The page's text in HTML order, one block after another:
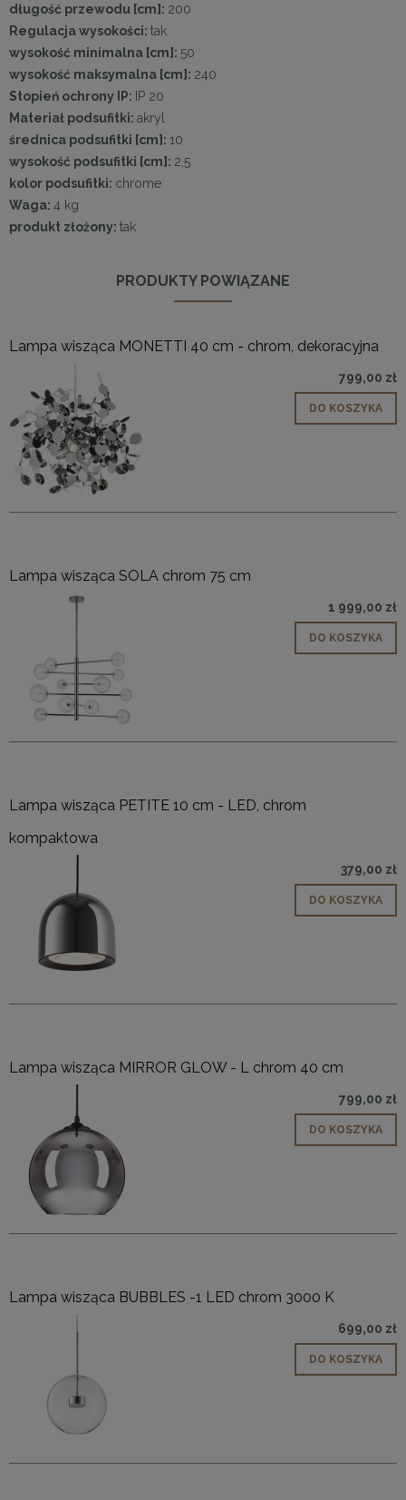
długość przewodu [cm]: 200
Regulacja wysokości: tak
wysokość minimalna [cm]: 50
wysokość maksymalna [cm]: 240
Stopień ochrony IP: IP 20
Materiał podsufitki: akryl
średnica podsufitki [cm]: 10
wysokość podsufitki [cm]: 2,5
kolor podsufitki: chrome
Waga: 4 kg
produkt złożony: tak
PRODUKTY POWIĄZANE
Lampa wisząca MONETTI 40 cm - chrom, dekoracyjna
799,00 zł
DO KOSZYKA
Lampa wisząca SOLA chrom 75 cm
1 999,00 zł
DO KOSZYKA
Lampa wisząca PETITE 10 cm - LED, chrom
kompaktowa
379,00 zł
DO KOSZYKA
Lampa wisząca MIRROR GLOW - L chrom 40 cm
799,00 zł
DO KOSZYKA
Lampa wisząca BUBBLES -1 LED chrom 3000 K
699,00 zł
DO KOSZYKA